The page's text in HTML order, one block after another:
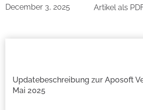
December 3, 2025 Artikel als
Updatebeschreibung zur Aposoft
Mai 2025